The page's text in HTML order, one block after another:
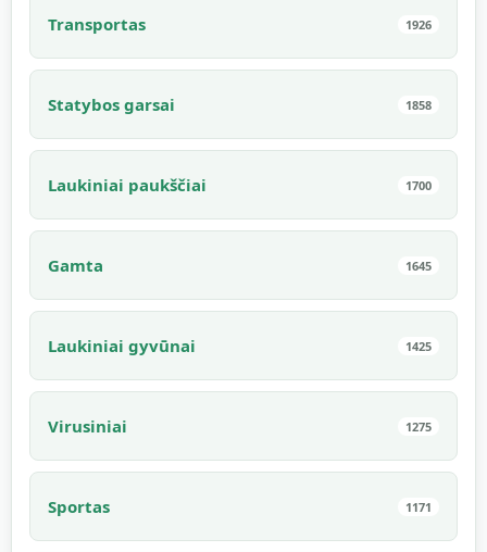
Transportas 1926
Statybos garsai 1858
Laukiniai paukščiai 1700
Gamta 1645
Laukiniai gyvūnai 1425
Virusiniai 1275
Sportas 1171